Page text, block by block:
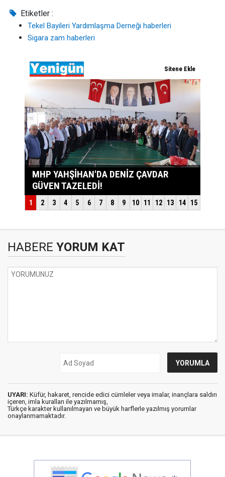
Etiketler :
Tekel Bayileri Yardımlaşma Derneği haberleri
Sigara zam haberleri
HABERE YORUM KAT
UYARI: Küfür, hakaret, rencide edici cümleler veya imalar, inançlara saldırı
içeren, imla kuralları ile yazılmamış,
Türkçe karakter kullanılmayan ve büyük harflerle yazılmış yorumlar
onaylanmamaktadır.